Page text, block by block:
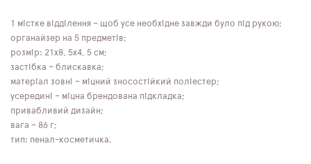
1 містке відділення – щоб усе необхідне завжди було під рукою;
органайзер на 5 предметів;
розмір: 21x8, 5x4, 5 см;
застібка – блискавка;
матеріал зовні – міцний зносостійкий поліестер;
усередині – міцна брендована підкладка;
привабливий дизайн;
вага – 86 г;
тип: пенал-косметичка.